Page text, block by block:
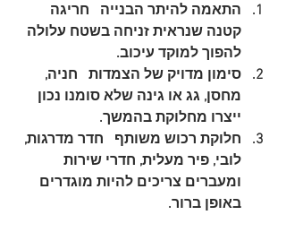
התאמה להיתר הבנייה
   חריגה
קטנה שנראית זניחה בשטח עלולה
להפוך למוקד עיכוב.
סימון מדויק של הצמדות
   חניה,
מחסן, גג או גינה שלא סומנו נכון
ייצרו מחלוקת בהמשך.
חלוקת רכוש משותף
   חדר מדרגות,
לובי, פיר מעלית, חדרי שירות
ומעברים צריכים להיות מוגדרים
באופן ברור.